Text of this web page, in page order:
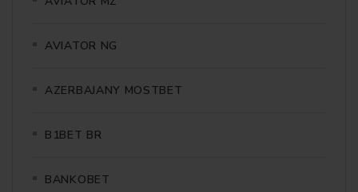
AVIATOR NG
AZERBAJANY MOSTBET
B1BET BR
BANKOBET